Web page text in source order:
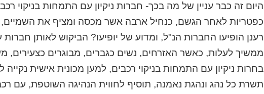
היום זה כבר עניין של מה בכך- חברות ניקיון עם התמחות בניקוי
כפטריות לאחר הגשם, כנחיל ארבה אשר מכסה ומציף את
רענן הופיעו החברות הנ"ל, ומדוע של יופיעו? הביקוש לאותן
ממשיך לעלות, כאשר האזרחים, נשים כגברים, מבוגרים כצעירים,
בחרות ניקיון עם התמחות בניקוי רכבים, למען מכונית אישית
תשרת כל נהג ונהגת נאמנה, תוסיף לחווית הנהיגה השוטפת, עם